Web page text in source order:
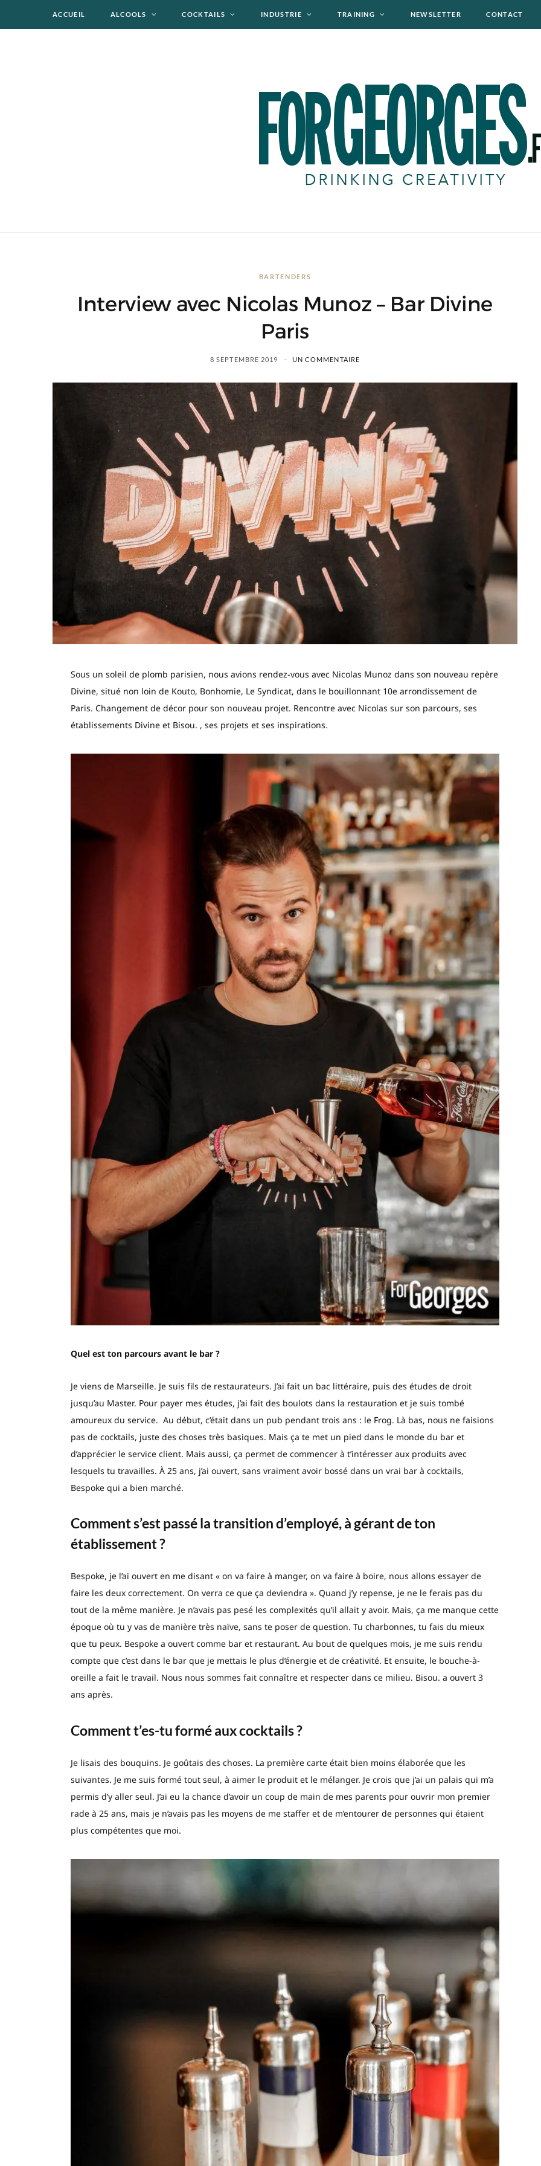
ACCUEIL ALCOOLS COCKTAILS INDUSTRIE TRAINING NEWSLETTER CONTACT
BARTENDERS
Interview avec Nicolas Munoz – Bar Divine
Paris
8 SEPTEMBRE 2019 UN COMMENTAIRE
Sous un soleil de plomb parisien, nous avions rendez-vous avec Nicolas Munoz dans son nouveau repère
Divine, situé non loin de Kouto, Bonhomie, Le Syndicat, dans le bouillonnant 10e arrondissement de
Paris. Changement de décor pour son nouveau projet. Rencontre avec Nicolas sur son parcours, ses
établissements Divine et Bisou. , ses projets et ses inspirations.
Quel est ton parcours avant le bar ?
Je viens de Marseille. Je suis fils de restaurateurs. J’ai fait un bac littéraire, puis des études de droit
jusqu’au Master. Pour payer mes études, j’ai fait des boulots dans la restauration et je suis tombé
amoureux du service. Au début, c’était dans un pub pendant trois ans : le Frog. Là bas, nous ne faisions
pas de cocktails, juste des choses très basiques. Mais ça te met un pied dans le monde du bar et
d’apprécier le service client. Mais aussi, ça permet de commencer à t’intéresser aux produits avec
lesquels tu travailles. À 25 ans, j’ai ouvert, sans vraiment avoir bossé dans un vrai bar à cocktails,
Bespoke qui a bien marché.
Comment s’est passé la transition d’employé, à gérant de ton
établissement ?
Bespoke, je l’ai ouvert en me disant « on va faire à manger, on va faire à boire, nous allons essayer de
faire les deux correctement. On verra ce que ça deviendra ». Quand j’y repense, je ne le ferais pas du
tout de la même manière. Je n’avais pas pesé les complexités qu’il allait y avoir. Mais, ça me manque cette
époque où tu y vas de manière très naïve, sans te poser de question. Tu charbonnes, tu fais du mieux
que tu peux. Bespoke a ouvert comme bar et restaurant. Au bout de quelques mois, je me suis rendu
compte que c’est dans le bar que je mettais le plus d’énergie et de créativité. Et ensuite, le bouche-à-
oreille a fait le travail. Nous nous sommes fait connaître et respecter dans ce milieu. Bisou. a ouvert 3
ans après.
Commentt’es-tu formé aux cocktails ?
Je lisais des bouquins. Je goûtais des choses. La première carte était bien moins élaborée que les
suivantes. Je me suis formé tout seul, à aimer le produit et le mélanger. Je crois que j’ai un palais qui m’a
permis d’y aller seul. J’ai eu la chance d’avoir un coup de main de mes parents pour ouvrir mon premier
rade à 25 ans, mais je n’avais pas les moyens de me staffer et de m’entourer de personnes qui étaient
plus compétentes que moi.